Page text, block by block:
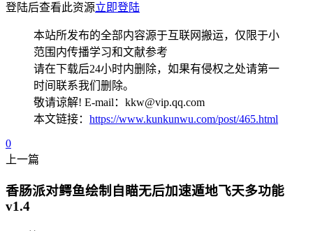
登陆后查看此资源立即登陆
本站所发布的全部内容源于互联网搬运，仅限于小
范围内传播学习和文献参考
请在下载后24小时内删除，如果有侵权之处请第一
时间联系我们删除。
敬请谅解! E-mail：kkw@vip.qq.com
本文链接： https://www.kunkunwu.com/post/465.html
0
上一篇
香肠派对鳄鱼绘制自瞄无后加速遁地飞天多功能
v1.4